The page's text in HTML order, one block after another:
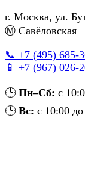
г. Москва, ул.
Ⓜ Савёловская
📞 +7 (495)
📱 +7 (967)
🕒 Пн–Сб: с
🕒 Вс: с 10:00